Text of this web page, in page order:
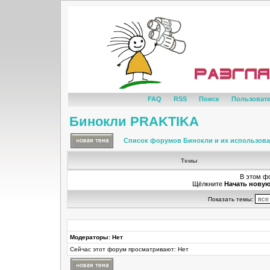
FAQ RSS Поиск
Бинокли PRAKTIKA
Список форумов Бинокли и их
Темы
В этом
Щёлкните Начать
Показать темы:
Модераторы: Нет
Сейчас этот форум просматривают: Нет